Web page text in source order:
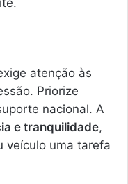
atenção às
Priorize
nacional. A
e tranquilidade,
veículo uma tarefa